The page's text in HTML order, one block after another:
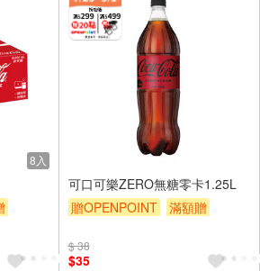
8入
可口可樂ZERO無糖零卡1.25L
贈OPENPOINT
滿額贈
$ 38
$35